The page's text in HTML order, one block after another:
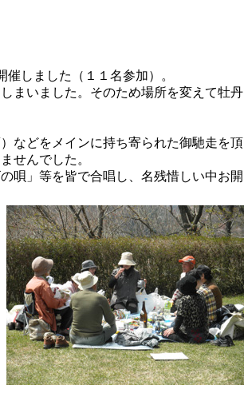
催しました（１１名参加）。
まいました。そのため場所を変えて牡丹
などをメインに持ち寄られた御馳走を頂
せんでした。
唄」等を皆で合唱し、名残惜しい中お開